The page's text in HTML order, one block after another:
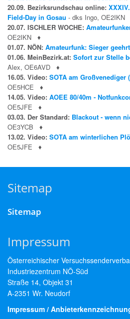
20.09. Bezirksrundschau online:
Field-Day in Gosau - dks Ingo, OE2IKN
20.07. ISCHLER WOCHE:
OE2IKN
♦
01.07. NÖN: Amateurfunk: Sieger geehrt
01.06. MeinBezirk.at: Sofort zur Stelle
Alex, OE6AVD ♦
16.05. Video: SOTA am Großvenediger
OE5HCE
♦
14.05. Video: AOEE 80/40m -
OE5JFE
♦
03.03. Der Standard: Blackout - wenn
OE3YCB
♦
13.02. Video: SOTA am winterlichen
OE5JFE
♦
Sitemap
Sitemap
Impressum
Österreichischer
Industriezentrum NÖ-Süd
Straße 14, Objekt 31
A-2351 Wr. Neudorf
Impressum /